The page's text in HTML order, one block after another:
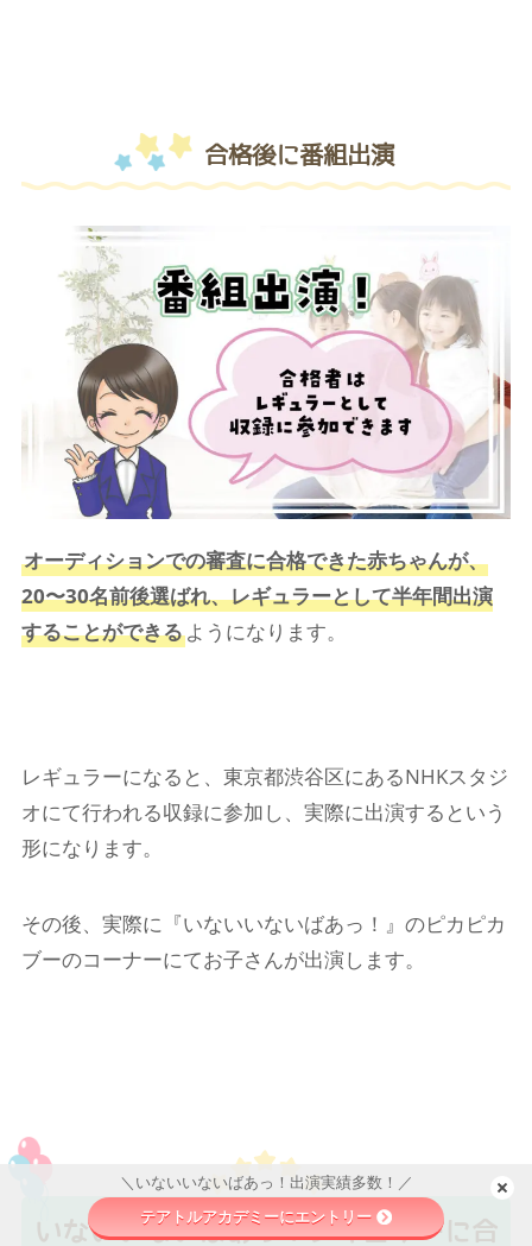
合格後に番組出演
オーディションでの審査に合格できた赤ちゃんが、
20〜30名前後選ばれ、レギュラーとして半年間出演
することができるようになります。
レギュラーになると、東京都渋谷区にあるNHKスタジ
オにて行われる収録に参加し、実際に出演するという
形になります。
その後、実際に『いないいないばあっ！』のピカピカ
ブーのコーナーにてお子さんが出演します。
いないいないばあっ！レギュラーに合
＼いないいないばあっ！出演実績多数！／
テアトルアカデミーにエントリー